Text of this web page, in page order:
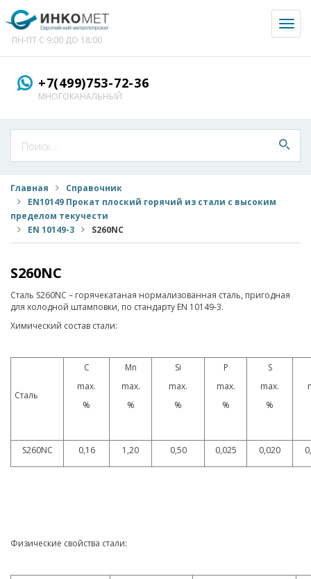
ПН-ПТ С 9:00 ДО 18:00
+7(499)753-72-36
МНОГОКАНАЛЬНЫЙ
Главная
Справочник
EN10149 Прокат плоский горячий из стали с высоким
пределом текучести
EN 10149-3
S260NC
S260NC
Сталь S260NC – горячекатаная нормализованная сталь, пригодная
для холодной штамповки, по стандарту EN 10149-3.
Химический состав стали:
Сталь
C
max.
%
Mn
max.
%
Si
max.
%
P
max.
%
S
max.
%
S260NC 0,16 1,20 0,50 0,025 0,020
Физические свойства стали: